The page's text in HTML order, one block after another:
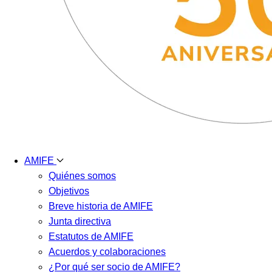
AMIFE
Quiénes somos
Objetivos
Breve historia de AMIFE
Junta directiva
Estatutos de AMIFE
Acuerdos y colaboraciones
¿Por qué ser socio de AMIFE?